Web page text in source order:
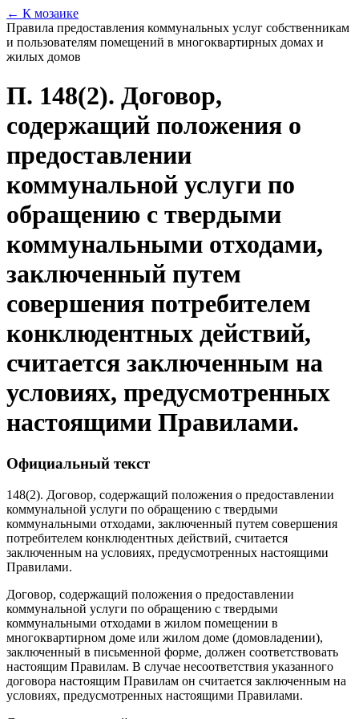
← К мозаике
Правила предоставления коммунальных услуг собственникам
и пользователям помещений в многоквартирных домах и
жилых домов
П. 148(2). Договор,
содержащий положения о
предоставлении
коммунальной услуги по
обращению с твердыми
коммунальными отходами,
заключенный путем
совершения потребителем
конклюдентных действий,
считается заключенным на
условиях, предусмотренных
настоящими Правилами.
Официальный текст
148(2). Договор, содержащий положения о предоставлении
коммунальной услуги по обращению с твердыми
коммунальными отходами, заключенный путем совершения
потребителем конклюдентных действий, считается
заключенным на условиях, предусмотренных настоящими
Правилами.
Договор, содержащий положения о предоставлении
коммунальной услуги по обращению с твердыми
коммунальными отходами в жилом помещении в
многоквартирном доме или жилом доме (домовладении),
заключенный в письменной форме, должен соответствовать
настоящим Правилам. В случае несоответствия указанного
договора настоящим Правилам он считается заключенным на
условиях, предусмотренных настоящими Правилами.